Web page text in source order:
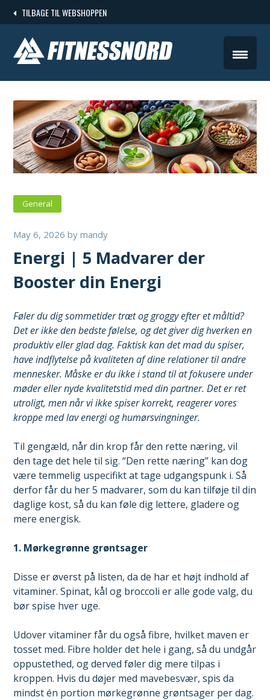
to
content
TILBAGE TIL WEBSHOPPEN
General
May 6, 2026 bymandy
Energi | 5 Madvarer der
Booster din Energi
Føler du dig sommetider træt og groggy efter et måltid?
Det er ikke den bedste følelse, og det giver dig hverken en
produktiv eller glad dag. Faktisk kan det mad du spiser,
have indflytelse på kvaliteten af dine relationer til andre
mennesker. Måske er du ikke i stand til at fokusere under
møder eller nyde kvalitetstid med din partner. Det er ret
utroligt, men når vi ikke spiser korrekt, reagerer vores
kroppe med lav energi og humørsvingninger.
Til gengæld, når din krop får den rette næring, vil
den tage det hele til sig. “Den rette næring” kan dog
være temmelig uspecifikt at tage udgangspunk i. Så
derfor får du her 5 madvarer, som du kan tilføje til din
daglige kost, så du kan føle dig lettere, gladere og
mere energisk.
1. Mørkegrønne grøntsager
Disse er øverst på listen, da de har et højt indhold af
vitaminer. Spinat, kål og broccoli er alle gode valg, du
bør spise hver uge.
Udover vitaminer får du også fibre, hvilket maven er
tosset med. Fibre holder det hele i gang, så du undgår
oppustethed, og derved føler dig mere tilpas i
kroppen. Hvis du døjer med mavebesvær, spis da
mindst én portion mørkegrønne grøntsager per dag.